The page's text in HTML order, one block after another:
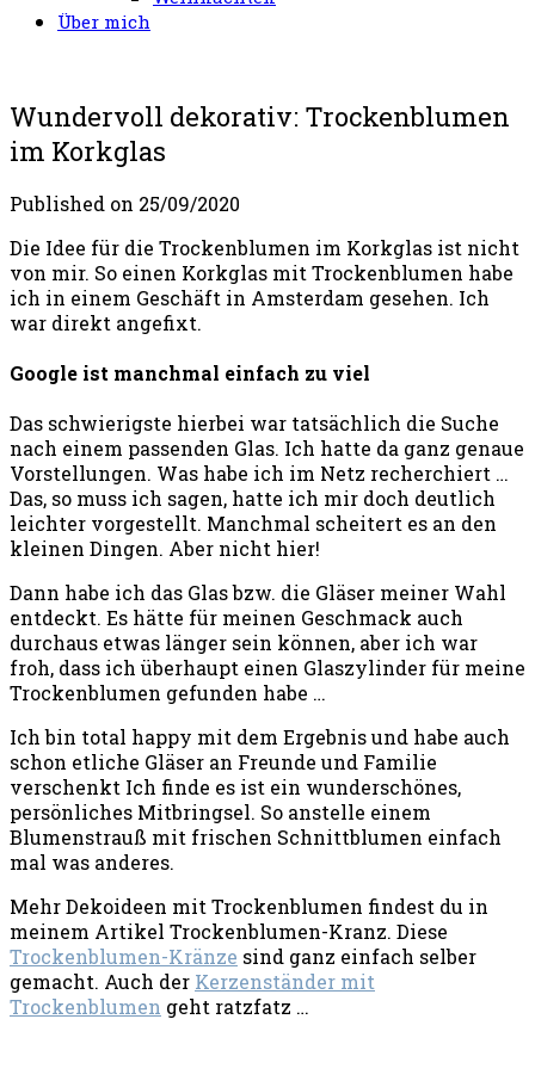
Über mich
Wundervoll dekorativ: Trockenblumen
im Korkglas
Published on 25/09/2020
Die Idee für die Trockenblumen im Korkglas ist nicht
von mir. So einen Korkglas mit Trockenblumen habe
ich in einem Geschäft in Amsterdam gesehen. Ich
war direkt angefixt.
Google ist manchmal einfach zu viel
Das schwierigste hierbei war tatsächlich die Suche
nach einem passenden Glas. Ich hatte da ganz genaue
Vorstellungen. Was habe ich im Netz recherchiert …
Das, so muss ich sagen, hatte ich mir doch deutlich
leichter vorgestellt. Manchmal scheitert es an den
kleinen Dingen. Aber nicht hier!
Dann habe ich das Glas bzw. die Gläser meiner Wahl
entdeckt. Es hätte für meinen Geschmack auch
durchaus etwas länger sein können, aber ich war
froh, dass ich überhaupt einen Glaszylinder für meine
Trockenblumen gefunden habe …
Ich bin total happy mit dem Ergebnis und habe auch
schon etliche Gläser an Freunde und Familie
verschenkt Ich finde es ist ein wunderschönes,
persönliches Mitbringsel. So anstelle einem
Blumenstrauß mit frischen Schnittblumen einfach
mal was anderes.
Mehr Dekoideen mit Trockenblumen findest du in
meinem Artikel Trockenblumen-Kranz. Diese
Trockenblumen-Kränze sind ganz einfach selber
gemacht. Auch der Kerzenständer mit
Trockenblumen geht ratzfatz …